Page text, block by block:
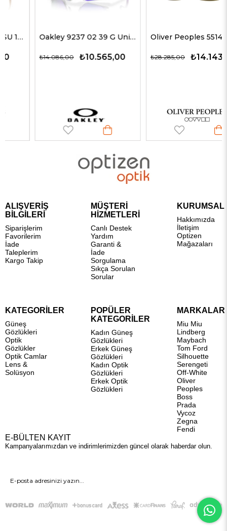
Oakley 9237 02 39 G Unisex Güneş Gözlükleri
₺10.565,00
₺14.086,00
Oliver Peoples 5514SU 1678C5 51 G Unisex Güneş Gözlükleri
₺14.143,00
₺28.285,00
ALIŞVERİŞ
BİLGİLERİ
Siparişlerim
Favorilerim
İade
Taleplerim
Kargo Takip
MÜŞTERİ
HİZMETLERİ
Canlı Destek
Yardım
Garanti &
İade
Sorgulama
Sıkça Sorulan
Sorular
KURUMSAL
Hakkımızda
İletişim
Optizen
Mağazaları
KATEGORİLER
Güneş
Gözlükleri
Optik
Gözlükler
Optik Camlar
Lens &
Solüsyon
POPÜLER
KATEGORİLER
Kadın Güneş
Gözlükleri
Erkek Güneş
Gözlükleri
Kadın Optik
Gözlükleri
Erkek Optik
Gözlükleri
MARKALAR
Miu Miu
Lindberg
Maybach
Tom Ford
Silhouette
Serengeti
Off-White
Oliver
Peoples
Boss
Prada
Vycoz
Zegna
Fendi
E-BÜLTEN KAYIT
Kampanyalarımızdan ve indirimlerimizden güncel olarak haberdar olun.
GÖNDER